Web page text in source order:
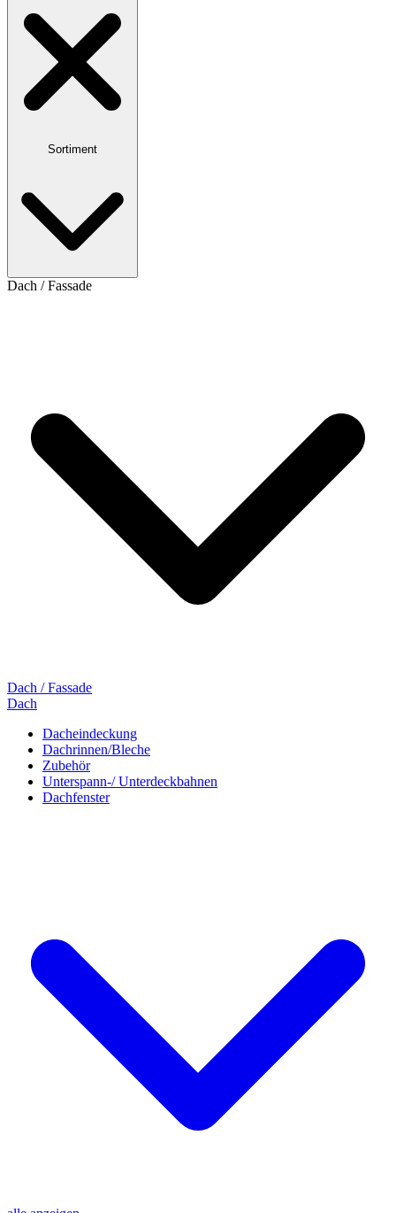
Sortiment
Dach / Fassade
Dach / Fassade
Dach
Dacheindeckung
Dachrinnen/Bleche
Zubehör
Unterspann-/ Unterdeckbahnen
Dachfenster